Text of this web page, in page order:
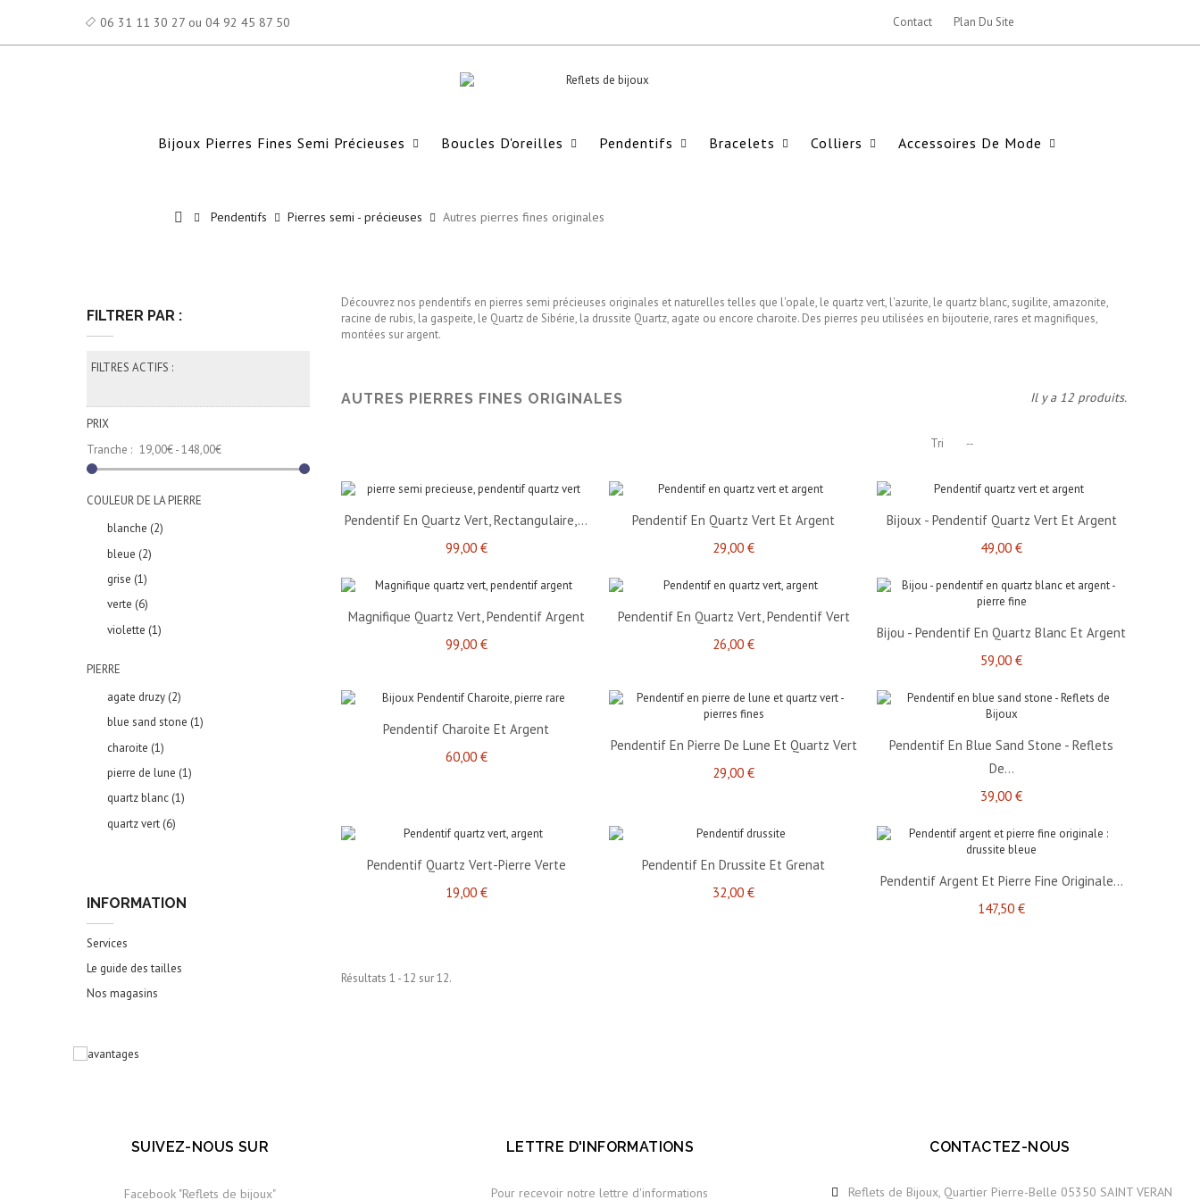
06 31 11 30 27 ou 04 92 45 87 50 Contact Plan Du Site
Bijoux Pierres Fines Semi Précieuses Boucles D'oreilles Pendentifs Bracelets Colliers Accessoires De Mode
Pendentifs Pierres semi - précieuses Autres pierres fines originales
FILTRER PAR :
FILTRES ACTIFS :
PRIX
Tranche : 19,00€ - 148,00€
COULEUR DE LA PIERRE
blanche (2)
bleue (2)
grise (1)
verte (6)
violette (1)
PIERRE
agate druzy (2)
blue sand stone (1)
charoite (1)
pierre de lune (1)
quartz blanc (1)
quartz vert (6)
INFORMATION
Services
Le guide des tailles
Nos magasins
Découvrez nos pendentifs en pierres semi précieuses originales et naturelles telles que l'opale, le quartz vert, l'azurite, le quartz blanc, sugilite, amazonite,
racine de rubis, la gaspeite, le Quartz de Sibérie, la drussite Quartz, agate ou encore charoite. Des pierres peu utilisées en bijouterie, rares et magnifiques,
montées sur argent.
AUTRES PIERRES FINES ORIGINALES Il y a 12 produits.
Tri --
Pendentif En Quartz Vert, Rectangulaire,...
99,00 €
Pendentif En Quartz Vert Et Argent
29,00 €
Bijoux - Pendentif Quartz Vert Et Argent
49,00 €
Magnifique Quartz Vert, Pendentif Argent
99,00 €
Pendentif En Quartz Vert, Pendentif Vert
26,00 €
Bijou - Pendentif En Quartz Blanc Et Argent
59,00 €
Pendentif Charoite Et Argent
60,00 €
Pendentif En Pierre De Lune Et Quartz Vert
29,00 €
Pendentif En Blue Sand Stone - Reflets
De...
39,00 €
Pendentif Quartz Vert-Pierre Verte
19,00 €
Pendentif En Drussite Et Grenat
32,00 €
Pendentif Argent Et Pierre Fine Originale...
147,50 €
Résultats 1 - 12 sur 12.
SUIVEZ-NOUS SUR
Facebook "Reflets de bijoux"
LETTRE D'INFORMATIONS
Pour recevoir notre lettre d'informations
CONTACTEZ-NOUS
Reflets de Bijoux, Quartier Pierre-Belle 05350 SAINT VERAN